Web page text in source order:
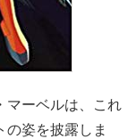
マーベルは、これ
の姿を披露しま